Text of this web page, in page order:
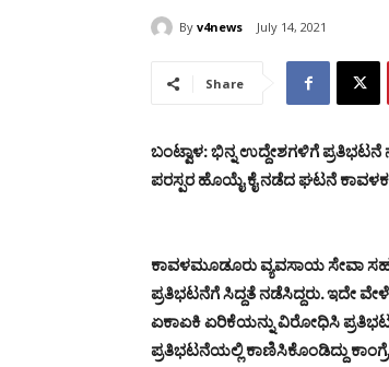
By v4news July 14, 2021
Share
ಬಂಟ್ವಾಳ: ಭಿನ್ನ ಉದ್ದೇಶಗಳಿಗೆ
ಪರಸ್ಪರ ಹೊಯೈ ಕೈ ನಡೆದ ಘಟನೆ
ಕಾವಳಮೂಡೂರು ವ್ಯವಸಾಯ ಸೇವಾ
ಪ್ರತಿಭಟನೆಗೆ ಸಿದ್ದತೆ ನಡೆಸಿದ್ದರು. ಇದೇ
ಏಕಾಏಕಿ ಏರಿಕೆಯನ್ನು ವಿರೋಧಿಸಿ
ಪ್ರತಿಭಟನೆಯಲ್ಲಿ ಕಾಣಿಸಿಕೊಂಡಿದ್ದು